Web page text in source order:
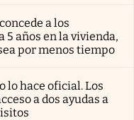
a los
años en la vivienda,
por menos tiempo
lo hace oficial. Los
a dos ayudas a